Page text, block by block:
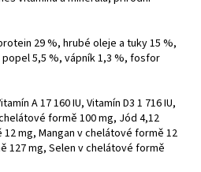
29 %, hrubé oleje a tuky 15 %,
5,5 %, vápník 1,3 %, fosfor
A 17 160 IU, Vitamín D3 1 716 IU,
formě 100 mg, Jód 4,12
mg, Mangan v chelátové formě 12
127 mg, Selen v chelátové formě